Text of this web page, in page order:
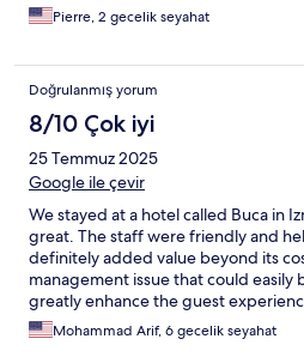
Pierre, 2 gecelik seyahat
Doğrulanmış yorum
8/10 Çok iyi
25 Temmuz 2025
Google ile çevir
We stayed at a hotel called Buca in
great. The staff were friendly and
definitely added value beyond its
management issue that could easily
greatly enhance the guest
should personally inspect the
arrives. After a seven-hour journey,
Mohammad Arif, 6 gecelik seyahat